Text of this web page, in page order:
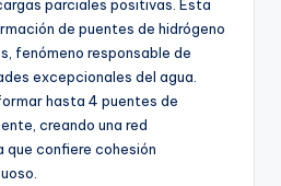
parciales positivas. Esta
de puentes de hidrógeno
fenómeno responsable de
excepcionales del agua.
hasta 4 puentes de
creando una red
que confiere cohesión